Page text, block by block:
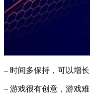
– 时间多保持，可以增
– 游戏很有创意，游戏